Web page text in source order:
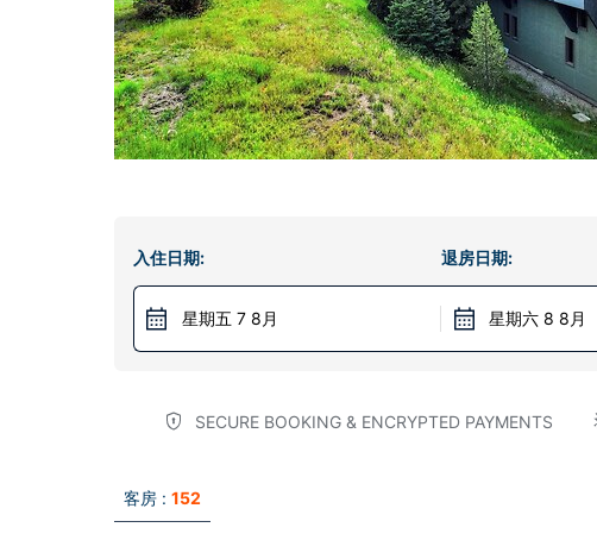
入住日期:
星期五 7 8月
退房日期:
星期六 8 8月
SECURE BOOKING & ENCRYPTED PAYMENTS
客房 : 152